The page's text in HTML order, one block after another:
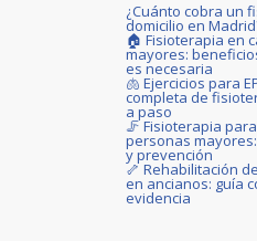
¿Cuánto cobra un
domicilio en
🏠 Fisioterapia en
mayores:
es necesaria
🫁 Ejercicios para
completa de
a paso
🦵 Fisioterapia
personas
y prevención
🦴 Rehabilitación
en ancianos: guía
evidencia